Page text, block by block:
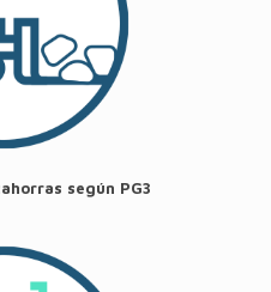
según PG3